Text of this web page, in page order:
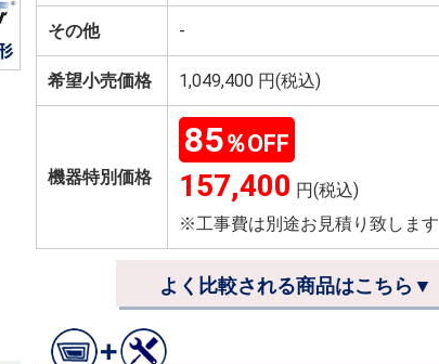
その他 -
希望小売価格 1,049,400 円(税込)
機器特別価格
85％OFF
157,400 円(税込)
※工事費は別途お見積り致します
よく比較される商品はこちら▼